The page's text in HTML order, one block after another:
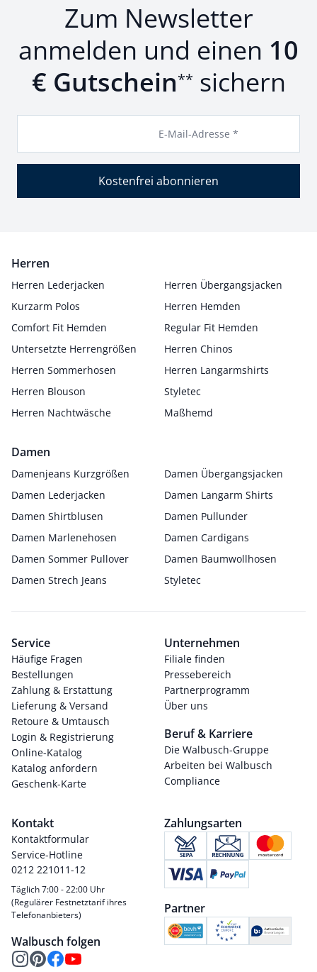
Zum Newsletter
anmelden und einen 10
€ Gutschein** sichern
E-Mail-Adresse *
Kostenfrei abonnieren
Herren
Herren Lederjacken
Herren Übergangsjacken
Kurzarm Polos
Herren Hemden
Comfort Fit Hemden
Regular Fit Hemden
Untersetzte Herrengrößen
Herren Chinos
Herren Sommerhosen
Herren Langarmshirts
Herren Blouson
Styletec
Herren Nachtwäsche
Maßhemd
Damen
Damenjeans Kurzgrößen
Damen Übergangsjacken
Damen Lederjacken
Damen Langarm Shirts
Damen Shirtblusen
Damen Pullunder
Damen Marlenehosen
Damen Cardigans
Damen Sommer Pullover
Damen Baumwollhosen
Damen Strech Jeans
Styletec
Service
Häufige Fragen
Bestellungen
Zahlung & Erstattung
Lieferung & Versand
Retoure & Umtausch
Login & Registrierung
Online-Katalog
Katalog anfordern
Geschenk-Karte
Unternehmen
Filiale finden
Pressebereich
Partnerprogramm
Über uns
Beruf & Karriere
Die Walbusch-Gruppe
Arbeiten bei Walbusch
Compliance
Kontakt
Kontaktformular
Service-Hotline
0212 221011-12
Täglich 7:00 - 22:00 Uhr
(Regulärer Festnetztarif ihres
Telefonanbieters)
Walbusch folgen
Zahlungsarten
Partner